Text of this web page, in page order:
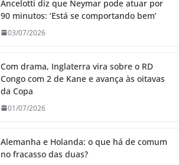
Ancelotti diz que Neymar pode atuar por
90 minutos: ‘Está se comportando bem’
03/07/2026
Com drama, Inglaterra vira sobre o RD
Congo com 2 de Kane e avança às oitavas
da Copa
01/07/2026
Alemanha e Holanda: o que há de comum
no fracasso das duas?